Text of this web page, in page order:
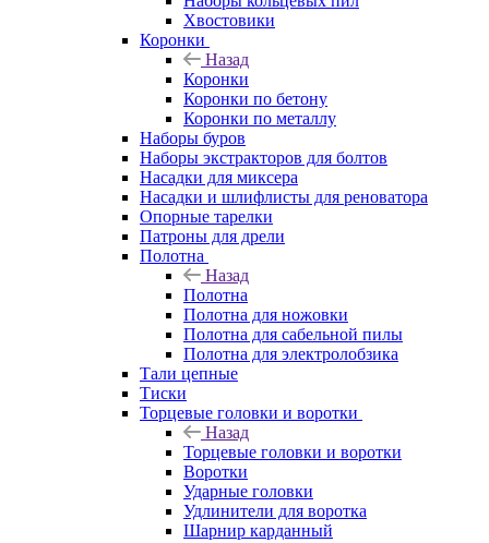
Хвостовики
Коронки
Назад
Коронки
Коронки по бетону
Коронки по металлу
Наборы буров
Наборы экстракторов для болтов
Насадки для миксера
Насадки и шлифлисты для реноватора
Опорные тарелки
Патроны для дрели
Полотна
Назад
Полотна
Полотна для ножовки
Полотна для сабельной пилы
Полотна для электролобзика
Тали цепные
Тиски
Торцевые головки и воротки
Назад
Торцевые головки и воротки
Воротки
Ударные головки
Удлинители для воротка
Шарнир карданный